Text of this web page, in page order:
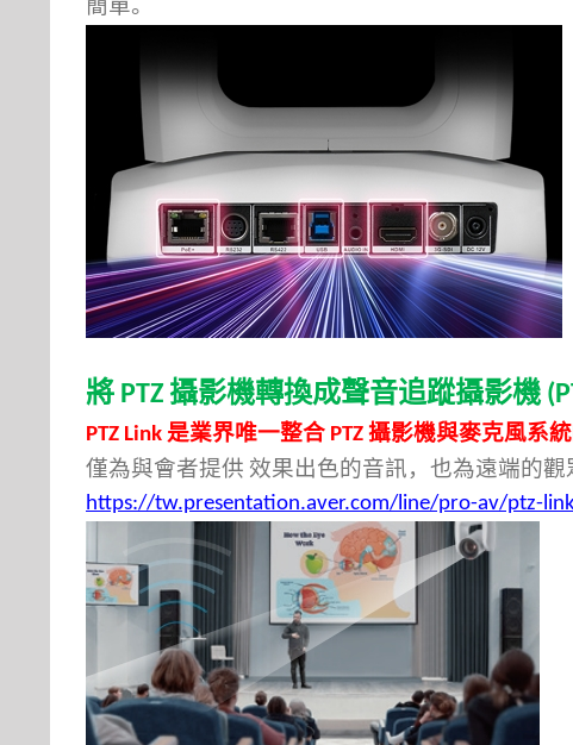
簡單。
將 PTZ 攝影機轉換成聲音追蹤攝影機
PTZ Link 是業界唯一整合 PTZ 攝影機與麥克風系
僅為與會者提供 效果出色的音訊，也為遠端的觀
https://tw.presentation.aver.com/line/pro-av/ptz-